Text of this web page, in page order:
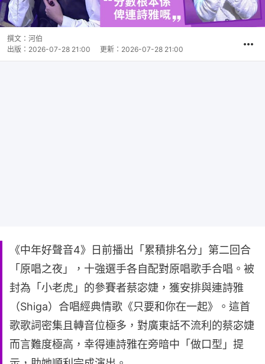
撰文： 河伯
出版： 2026-07-28 21:00 更新： 2026-07-28 21:00
《中年好聲音4》日前播出「累積排名分」第二回合
「原唱之夜」，十強選手各自配對原唱歌手合唱。被
封為「小老虎」的參賽者蔡宓婕，獲安排與連詩雅
（Shiga）合唱經典情歌《只要和你在一起》。這首
歌歌詞密集且轉音位極多，對廣東話不流利的蔡宓婕
而言難度極高，幸得連詩雅在旁暗中「做口型」提